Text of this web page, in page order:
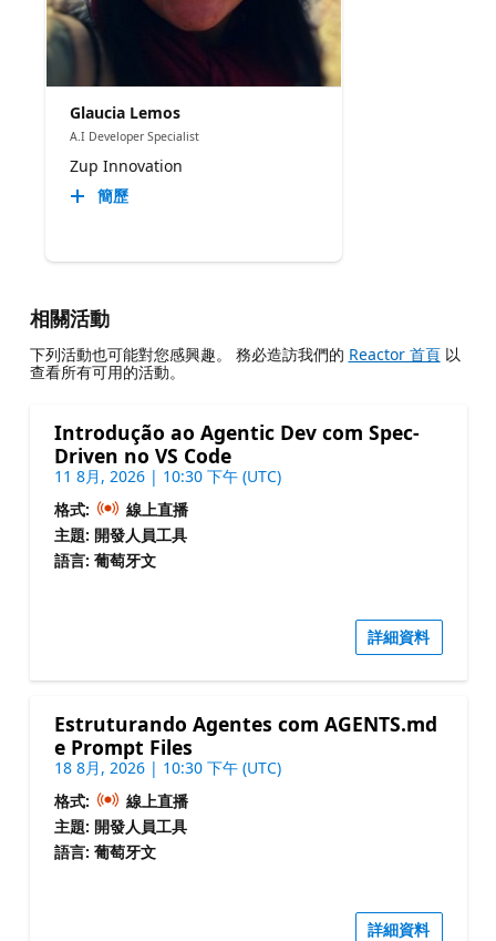
Glaucia Lemos
A.I Developer Specialist
Zup Innovation
簡歷
相關活動
下列活動也可能對您感興趣。 務必造訪我們的 Reactor 首頁以
查看所有可用的活動。
Introdução ao Agentic Dev com Spec-
Driven no VS Code
11 8月, 2026 | 10:30 下午 (UTC)
格式:
線上直播
主題: 開發人員工具
語言: 葡萄牙文
詳細資料
Estruturando Agentes com AGENTS.md
e Prompt Files
18 8月, 2026 | 10:30 下午 (UTC)
格式:
線上直播
主題: 開發人員工具
語言: 葡萄牙文
詳細資料